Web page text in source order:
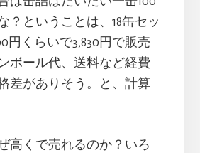
？ということは、18缶セッ
円くらいで3,830円で販売
ボール代、送料など経費
差がありそう。と、計算
高くで売れるのか？いろ